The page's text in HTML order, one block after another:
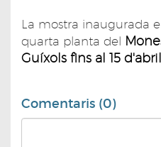
La mostra inaugurada
quarta planta del
Guíxols fins al 15
Comentaris (0)